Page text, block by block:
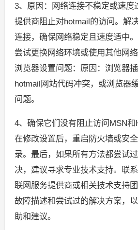
3、原因：网络连接不稳定或速度
提供商阻止对hotmail的访问。解
连接，确保网络稳定且速度适中。
尝试更换网络环境或使用其他网络
浏览器设置问题：原因：浏览器
hotmail网站代码冲突，或浏览器
问题。
4、确保它们没有阻止访问MSN和
在修改设置后，重启防火墙或安
录。最后，如果所有方法都尝试
决，建议寻求专业技术支持。联
联网服务提供商或相关技术支持
故障描述和尝试过的解决方案，
助和建议。